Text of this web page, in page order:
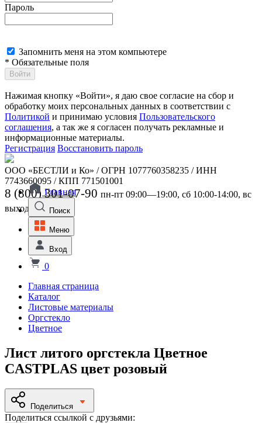
Пароль
Запомнить меня на этом компьютере
* Обязательные поля
Войти
Нажимая кнопку «Войти», я даю свое согласие на сбор и
обработку моих персональных данных в соответствии с
Политикой и принимаю условия Пользовательского
соглашения, а так же я согласен получать рекламные и
информационные материалы.
Регистрация Восстановить пароль
ООО «БЕСТЛИ и Ко» / ОГРН 1077760358235 / ИНН
7743660095 / КПП 771501001
8 (800) 301-07-90 пн-пт 09:00—19:00, сб 10:00-14:00, вс
выходной
Главная
Поиск
Меню
Вход
0
Главная страница
Каталог
Листовые материалы
Оргстекло
Цветное
Лист литого оргстекла Цветное
СASTPLAS цвет розовый
Поделиться
Поделиться ссылкой с друзьями: